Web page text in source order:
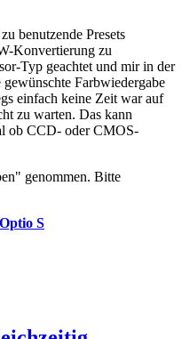
benutzende Presets
Konvertierung zu
Typ geachtet und mir in der
Farbwiedergabe
einfach keine Zeit war auf
zu warten. Das kann
ob CCD- oder CMOS-
genommen. Bitte
S